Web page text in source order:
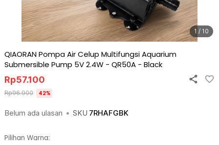
1 / 10
QIAORAN Pompa Air Celup Multifungsi Aquarium
Submersible Pump 5V 2.4W - QR50A - Black
Belum ada ulasan • SKU 7RHAFGBK
Rp57.100
Rp96.900 42%
Pilihan Warna: